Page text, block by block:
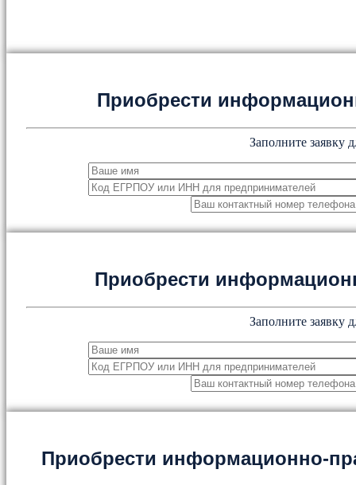
Приобрести
Заполните заявку
Приобрести
Заполните заявку
Приобрести информационно-